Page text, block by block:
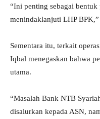
“Ini penting sebagai
menindaklanjuti LHP
Sementara itu, terkait
Iqbal menegaskan bahwa
utama.
“Masalah Bank NTB
disalurkan kepada ASN,